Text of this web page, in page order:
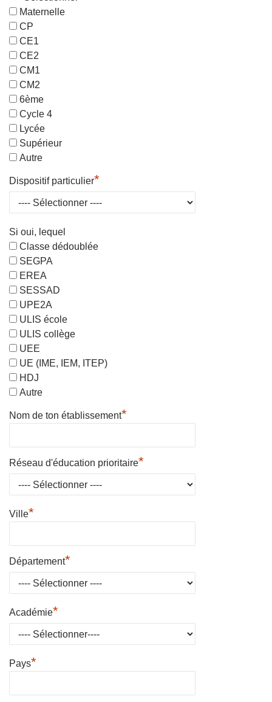
Maternelle
CP
CE1
CE2
CM1
CM2
6ème
Cycle 4
Lycée
Supérieur
Autre
Dispositif particulier*
Si oui, lequel
Classe dédoublée
SEGPA
EREA
SESSAD
UPE2A
ULIS école
ULIS collège
UEE
UE (IME, IEM, ITEP)
HDJ
Autre
Nom de ton établissement*
Réseau d'éducation prioritaire*
Ville*
Département*
Académie*
Pays*